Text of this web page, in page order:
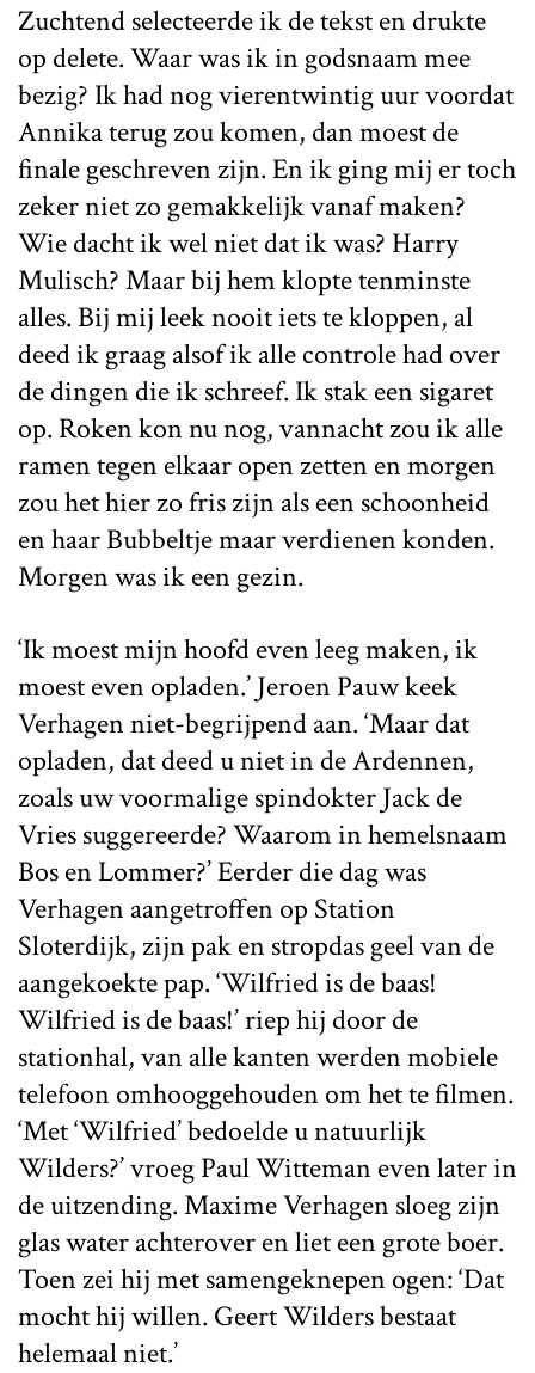
Zuchtend selecteerde ik de tekst en drukte
op delete. Waar was ik in godsnaam mee
bezig? Ik had nog vierentwintig uur voordat
Annika terug zou komen, dan moest de
finale geschreven zijn. En ik ging mij er toch
zeker niet zo gemakkelijk vanaf maken?
Wie dacht ik wel niet dat ik was? Harry
Mulisch? Maar bij hem klopte tenminste
alles. Bij mij leek nooit iets te kloppen, al
deed ik graag alsof ik alle controle had over
de dingen die ik schreef. Ik stak een sigaret
op. Roken kon nu nog, vannacht zou ik alle
ramen tegen elkaar open zetten en morgen
zou het hier zo fris zijn als een schoonheid
en haar Bubbeltje maar verdienen konden.
Morgen was ik een gezin.
‘Ik moest mijn hoofd even leeg maken, ik
moest even opladen.’ Jeroen Pauw keek
Verhagen niet-begrijpend aan. ‘Maar dat
opladen, dat deed u niet in de Ardennen,
zoals uw voormalige spindokter Jack de
Vries suggereerde? Waarom in hemelsnaam
Bos en Lommer?’ Eerder die dag was
Verhagen aangetroffen op Station
Sloterdijk, zijn pak en stropdas geel van de
aangekoekte pap. ‘Wilfried is de baas!
Wilfried is de baas!’ riep hij door de
stationhal, van alle kanten werden mobiele
telefoon omhooggehouden om het te filmen.
‘Met ‘Wilfried’ bedoelde u natuurlijk
Wilders?’ vroeg Paul Witteman even later in
de uitzending. Maxime Verhagen sloeg zijn
glas water achterover en liet een grote boer.
Toen zei hij met samengeknepen ogen: ‘Dat
mocht hij willen. Geert Wilders bestaat
helemaal niet.’